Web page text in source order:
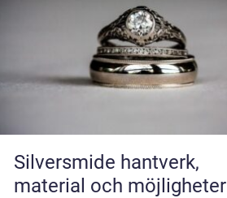
Silversmide hantverk,
material och möjligheter